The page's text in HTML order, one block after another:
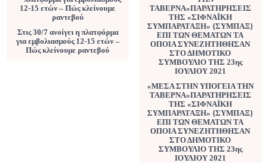
Στις 30/7 ανοίγει η πλατφόρμα
για εμβολιασμούς 12-15 ετών –
Πώς κλείνουμε ραντεβού
«ΜΕΣΑ ΣΤΗΝ ΥΠΟΓΕΙΑ ΤΗΝ
ΤΑΒΕΡΝΑ»ΠΑΡΑΤΗΡΗΣΕΙΣ
ΤΗΣ «ΣΙΦΝΑΪΚΗ
ΣΥΜΠΑΡΑΤΑΞΗ» {ΣΥΜΠΑΞ}
ΕΠΙ ΤΩΝ ΘΕΜΑΤΩΝ ΤΑ
ΟΠΟΙΑ ΣΥΝΕΖΗΤΗΘΗΣΑΝ
ΣΤΟ ΔΗΜΟΤΙΚΟ
ΣΥΜΒΟΥΛΙΟ ΤΗΣ 23ης
ΙΟΥΛΙΟΥ 2021